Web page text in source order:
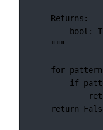
Returns:
bool:
"""
for pattern
if
return